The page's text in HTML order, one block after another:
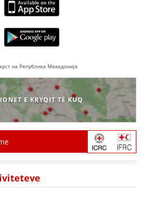
VEPRIMTARI
DORACAKË
STRATEGJI
EDUKATIVO INFORMATIV
на Република Македонија
E KRYQIT TË KUQ